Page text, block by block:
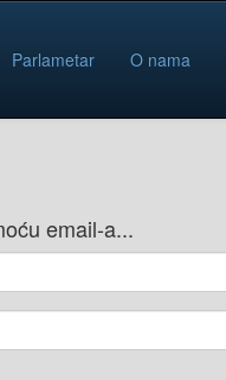
Parlametar O nama
email-a...